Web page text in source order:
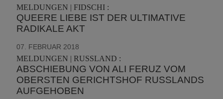
MELDUNGEN | FIDSCHI :
QUEERE LIEBE IST DER ULTIMATIVE
RADIKALE AKT
07. FEBRUAR 2018
MELDUNGEN | RUSSLAND :
ABSCHIEBUNG VON ALI FERUZ VOM
OBERSTEN GERICHTSHOF RUSSLANDS
AUFGEHOBEN